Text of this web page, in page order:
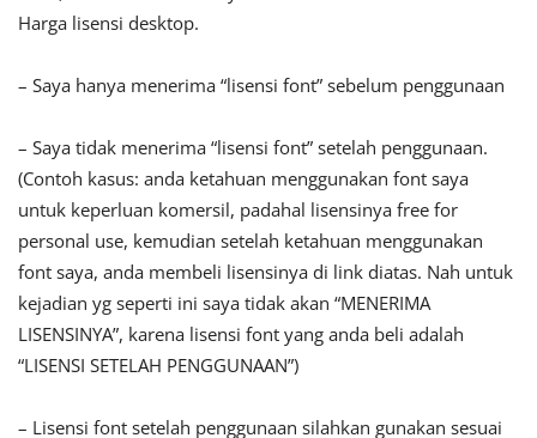
Harga lisensi desktop.
– Saya hanya menerima “lisensi font” sebelum penggunaan
– Saya tidak menerima “lisensi font” setelah penggunaan.
(Contoh kasus: anda ketahuan menggunakan font saya
untuk keperluan komersil, padahal lisensinya free for
personal use, kemudian setelah ketahuan menggunakan
font saya, anda membeli lisensinya di link diatas. Nah untuk
kejadian yg seperti ini saya tidak akan “MENERIMA
LISENSINYA”, karena lisensi font yang anda beli adalah
“LISENSI SETELAH PENGGUNAAN”)
– Lisensi font setelah penggunaan silahkan gunakan sesuai